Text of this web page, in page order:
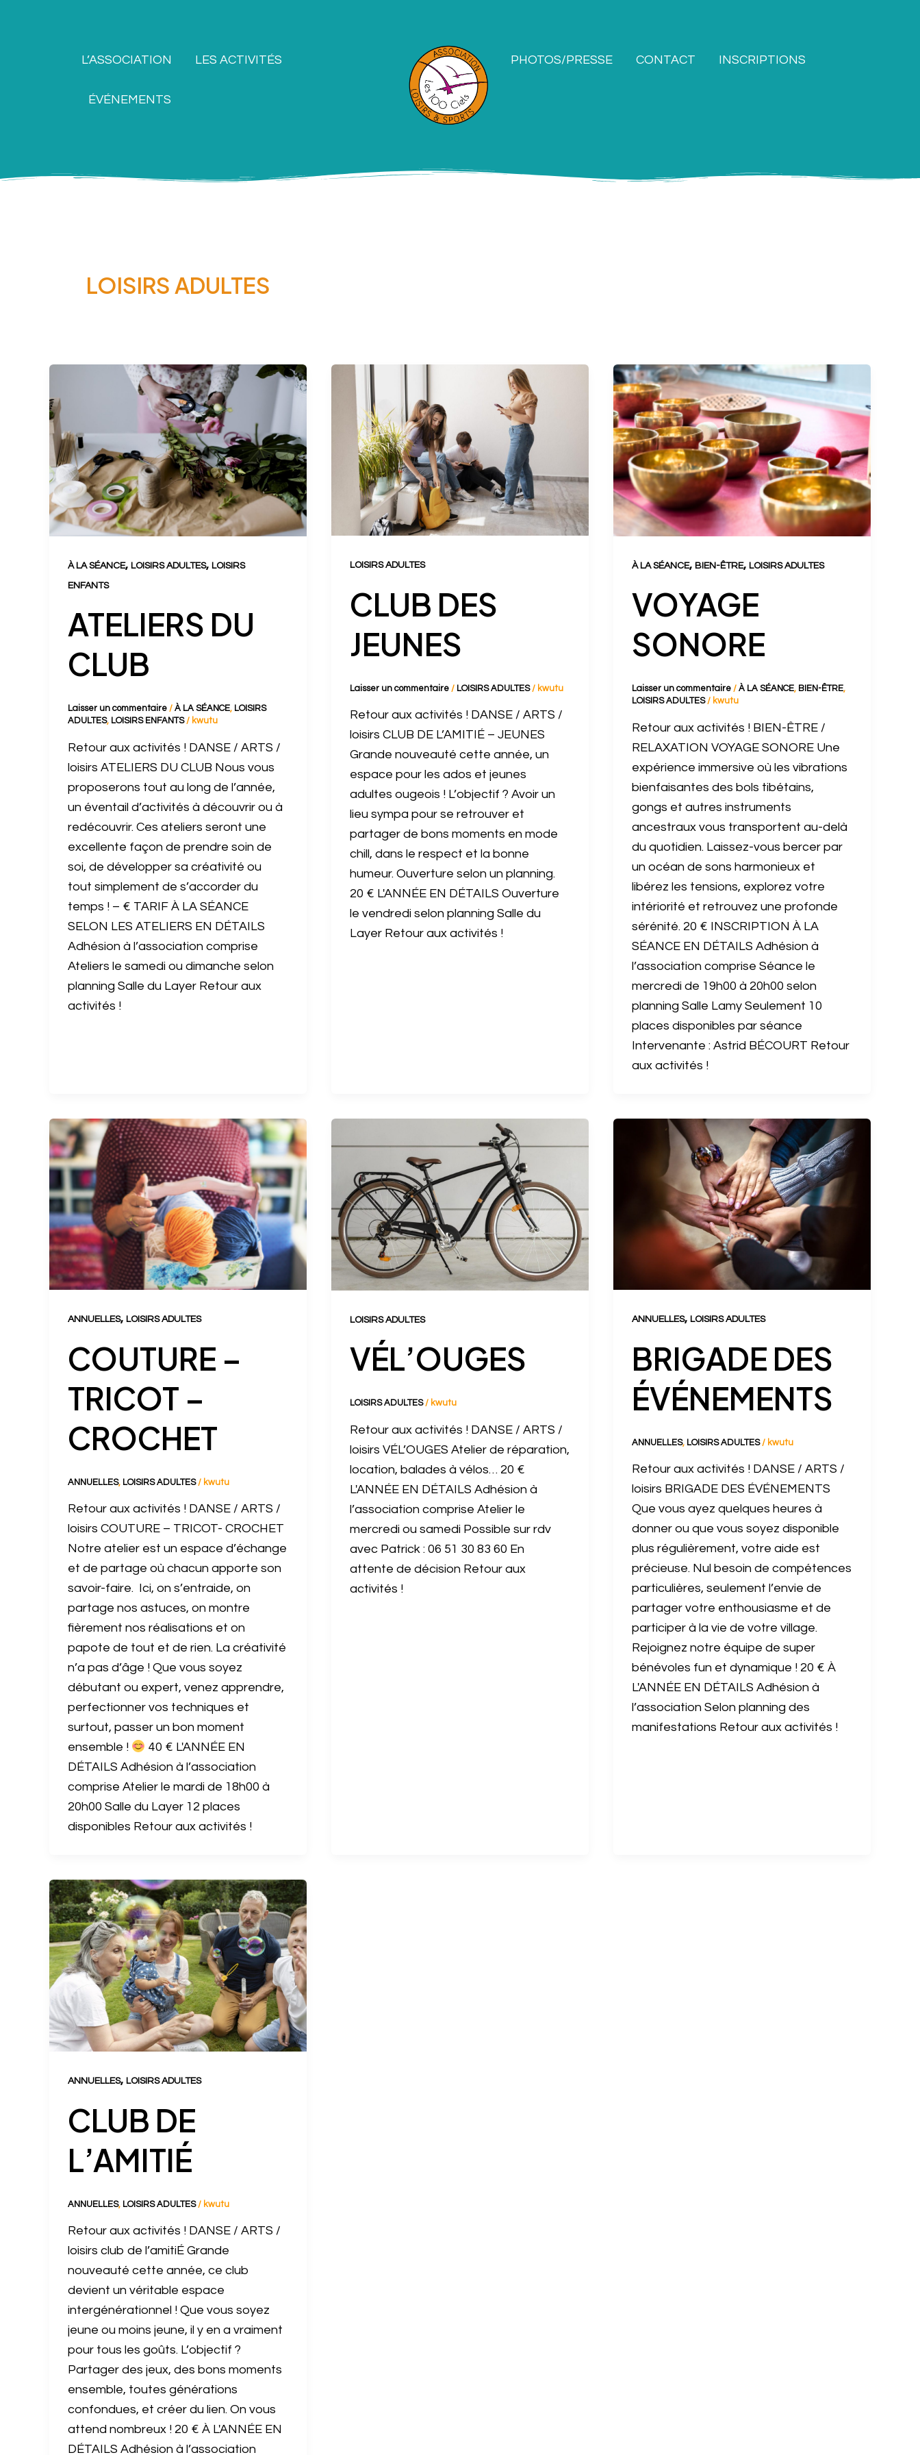
L’ASSOCIATION
LES ACTIVITÉS
ÉVÉNEMENTS
PHOTOS/PRESSE CONTACT INSCRIPTIONS
LOISIRS ADULTES
À LA SÉANCE, LOISIRS ADULTES, LOISIRS
ENFANTS
ATELIERS DU
CLUB
Laisser un commentaire / À LA SÉANCE, LOISIRS
ADULTES, LOISIRS ENFANTS/ kwutu
Retour aux activités ! DANSE / ARTS /
loisirs ATELIERS DU CLUB Nous vous
proposerons tout au long de l’année,
un éventail d’activités à découvrir ou à
redécouvrir. Ces ateliers seront une
excellente façon de prendre soin de
soi, de développer sa créativité ou
tout simplement de s’accorder du
temps ! – € TARIF À LA SÉANCE
SELON LES ATELIERS EN DÉTAILS
Adhésion à l’association comprise
Ateliers le samedi ou dimanche selon
planning Salle du Layer Retour aux
activités !
LOISIRS ADULTES
CLUB DES
JEUNES
Laisser un commentaire / LOISIRS ADULTES/ kwutu
Retour aux activités ! DANSE / ARTS /
loisirs CLUB DE L’AMITIÉ – JEUNES
Grande nouveauté cette année, un
espace pour les ados et jeunes
adultes ougeois ! L’objectif ? Avoir un
lieu sympa pour se retrouver et
partager de bons moments en mode
chill, dans le respect et la bonne
humeur. Ouverture selon un planning.
20 € L'ANNÉE EN DÉTAILS Ouverture
le vendredi selon planning Salle du
Layer Retour aux activités !
À LA SÉANCE, BIEN-ÊTRE, LOISIRS ADULTES
VOYAGE
SONORE
Laisser un commentaire / À LA SÉANCE, BIEN-ÊTRE,
LOISIRS ADULTES/ kwutu
Retour aux activités ! BIEN-ÊTRE /
RELAXATION VOYAGE SONORE Une
expérience immersive où les vibrations
bienfaisantes des bols tibétains,
gongs et autres instruments
ancestraux vous transportent au-delà
du quotidien. Laissez-vous bercer par
un océan de sons harmonieux et
libérez les tensions, explorez votre
intériorité et retrouvez une profonde
sérénité. 20 € INSCRIPTION À LA
SÉANCE EN DÉTAILS Adhésion à
l’association comprise Séance le
mercredi de 19h00 à 20h00 selon
planning Salle Lamy Seulement 10
places disponibles par séance
Intervenante : Astrid BÉCOURT Retour
aux activités !
ANNUELLES, LOISIRS ADULTES
COUTURE –
TRICOT –
CROCHET
ANNUELLES, LOISIRS ADULTES/ kwutu
Retour aux activités ! DANSE / ARTS /
loisirs COUTURE – TRICOT- CROCHET
Notre atelier est un espace d’échange
et de partage où chacun apporte son
savoir-faire. Ici, on s’entraide, on
partage nos astuces, on montre
fièrement nos réalisations et on
papote de tout et de rien. La créativité
n’a pas d’âge ! Que vous soyez
débutant ou expert, venez apprendre,
perfectionner vos techniques et
surtout, passer un bon moment
ensemble !
40 € L'ANNÉE EN
DÉTAILS Adhésion à l’association
comprise Atelier le mardi de 18h00 à
20h00 Salle du Layer 12 places
disponibles Retour aux activités !
LOISIRS ADULTES
VÉL’OUGES
LOISIRS ADULTES/ kwutu
Retour aux activités ! DANSE / ARTS /
loisirs VÉL’OUGES Atelier de réparation,
location, balades à vélos… 20 €
L'ANNÉE EN DÉTAILS Adhésion à
l’association comprise Atelier le
mercredi ou samedi Possible sur rdv
avec Patrick : 06 51 30 83 60 En
attente de décision Retour aux
activités !
ANNUELLES, LOISIRS ADULTES
BRIGADE DES
ÉVÉNEMENTS
ANNUELLES, LOISIRS ADULTES/ kwutu
Retour aux activités ! DANSE / ARTS /
loisirs BRIGADE DES ÉVÉNEMENTS
Que vous ayez quelques heures à
donner ou que vous soyez disponible
plus régulièrement, votre aide est
précieuse. Nul besoin de compétences
particulières, seulement l’envie de
partager votre enthousiasme et de
participer à la vie de votre village.
Rejoignez notre équipe de super
bénévoles fun et dynamique ! 20 € À
L'ANNÉE EN DÉTAILS Adhésion à
l’association Selon planning des
manifestations Retour aux activités !
ANNUELLES, LOISIRS ADULTES
CLUB DE
L’AMITIÉ
ANNUELLES, LOISIRS ADULTES/ kwutu
Retour aux activités ! DANSE / ARTS /
loisirs club de l’amitiÉ Grande
nouveauté cette année, ce club
devient un véritable espace
intergénérationnel ! Que vous soyez
jeune ou moins jeune, il y en a vraiment
pour tous les goûts. L’objectif ?
Partager des jeux, des bons moments
ensemble, toutes générations
confondues, et créer du lien. On vous
attend nombreux ! 20 € À L'ANNÉE EN
DÉTAILS Adhésion à l’association